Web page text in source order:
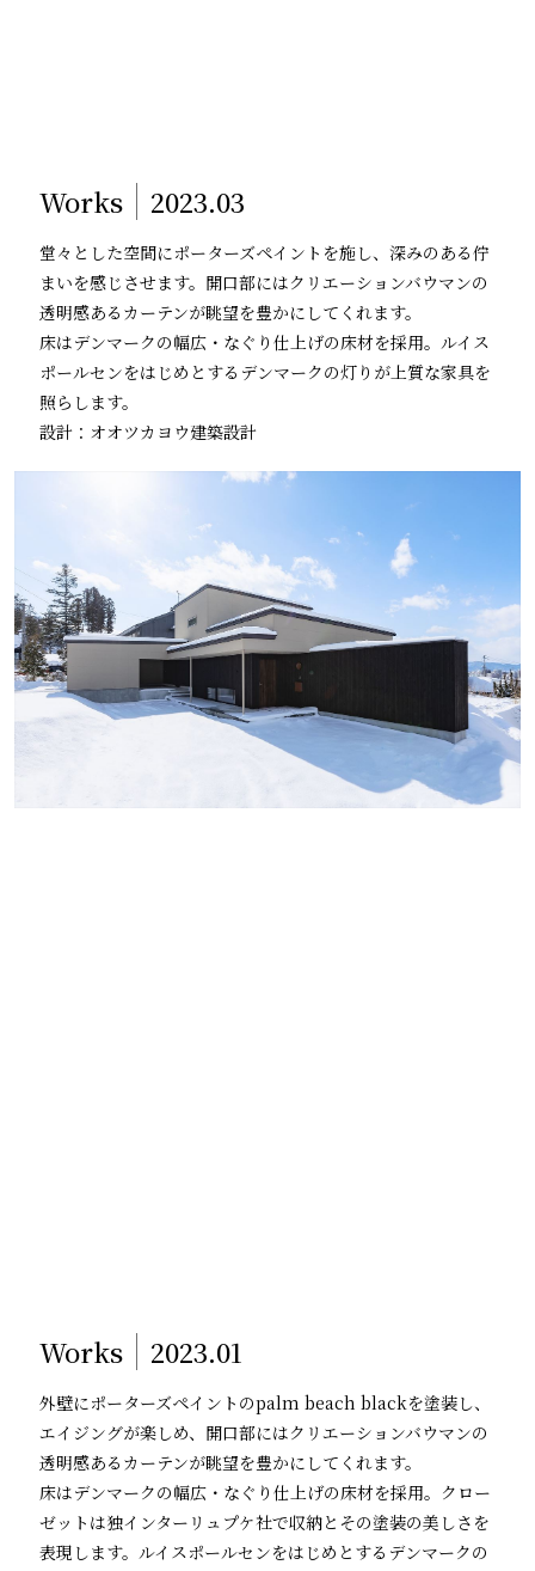
Works 2023.03
堂々とした空間にポーターズペイントを施し、深みのある佇
まいを感じさせます。開口部にはクリエーションバウマンの
透明感あるカーテンが眺望を豊かにしてくれます。
床はデンマークの幅広・なぐり仕上げの床材を採用。ルイス
ポールセンをはじめとするデンマークの灯りが上質な家具を
照らします。
設計：オオツカヨウ建築設計
Works 2023.01
外壁にポーターズペイントのpalm beach blackを塗装し、
エイジングが楽しめ、開口部にはクリエーションバウマンの
透明感あるカーテンが眺望を豊かにしてくれます。
床はデンマークの幅広・なぐり仕上げの床材を採用。クロー
ゼットは独インターリュプケ社で収納とその塗装の美しさを
表現します。ルイスポールセンをはじめとするデンマークの